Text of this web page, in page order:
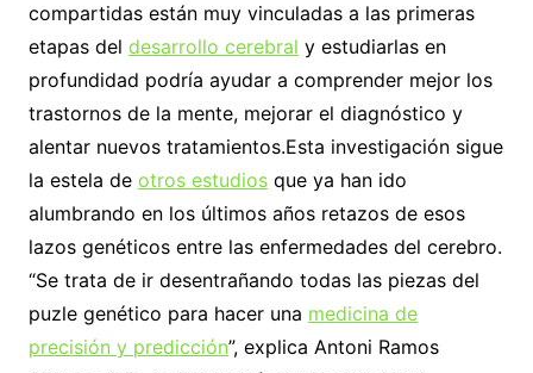
compartidas están muy vinculadas a las primeras
etapas del desarrollo cerebral y estudiarlas en
profundidad podría ayudar a comprender mejor los
trastornos de la mente, mejorar el diagnóstico y
alentar nuevos tratamientos.Esta investigación sigue
la estela de otros estudiosque ya han ido
alumbrando en los últimos años retazos de esos
lazos genéticos entre las enfermedades del cerebro.
“Se trata de ir desentrañando todas las piezas del
puzle genético para hacer una medicina de
precisión y predicción”, explica Antoni Ramos